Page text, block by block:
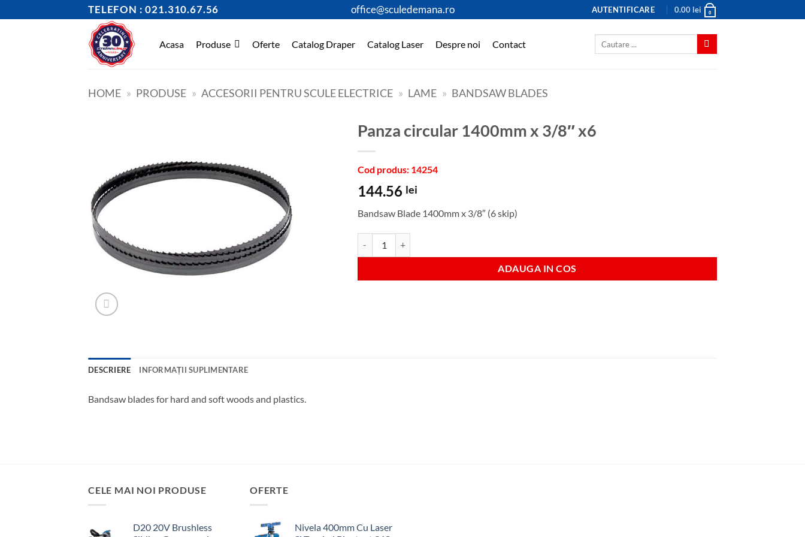
to
TELEFON : 021.310.67.56 office@sculedemana.ro AUTENTIFICARE 0.00 lei 0
Acasa Produse Oferte Catalog Draper Catalog Laser Despre noi Contact
HOME » PRODUSE » ACCESORII PENTRU SCULE ELECTRICE » LAME » BANDSAW BLADES
panza circular 1400mm x 3/8″ x6
Cod produs: 14254
144.56 lei
Bandsaw Blade 1400mm x 3/8″ (6 skip)
ADAUGA IN COS
DESCRIERE INFORMAȚII SUPLIMENTARE
Bandsaw blades for hard and soft woods and plastics.
CELE MAI NOI PRODUSE
D20 20V Brushless
OFERTE
Nivela 400mm Cu Laser